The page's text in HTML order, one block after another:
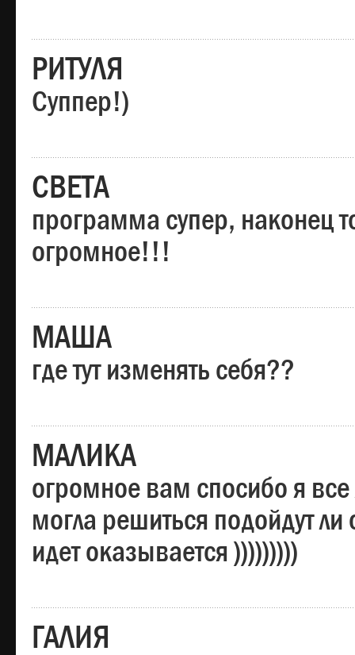
РИТУЛЯ
Суппер!)
СВЕТА
программа супер, наконец
огромное!!!
МАША
где тут изменять себя??
МАЛИКА
огромное вам спосибо я
могла решиться подойдут ли
идет оказывается )))))))))
ГАЛИЯ